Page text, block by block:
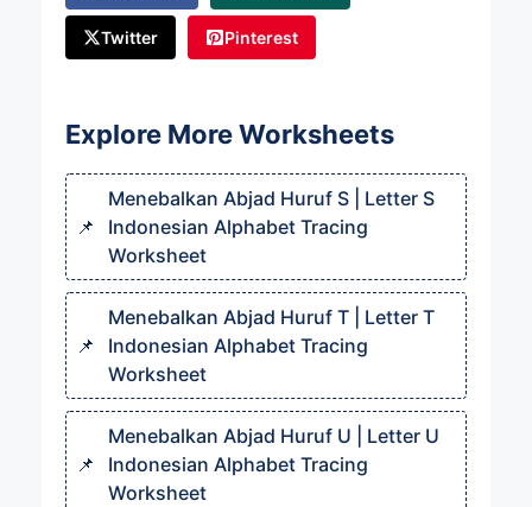
Twitter Pinterest
Explore More Worksheets
Menebalkan Abjad Huruf S | Letter S
Indonesian Alphabet Tracing
Worksheet
Menebalkan Abjad Huruf T | Letter T
Indonesian Alphabet Tracing
Worksheet
Menebalkan Abjad Huruf U | Letter U
Indonesian Alphabet Tracing
Worksheet